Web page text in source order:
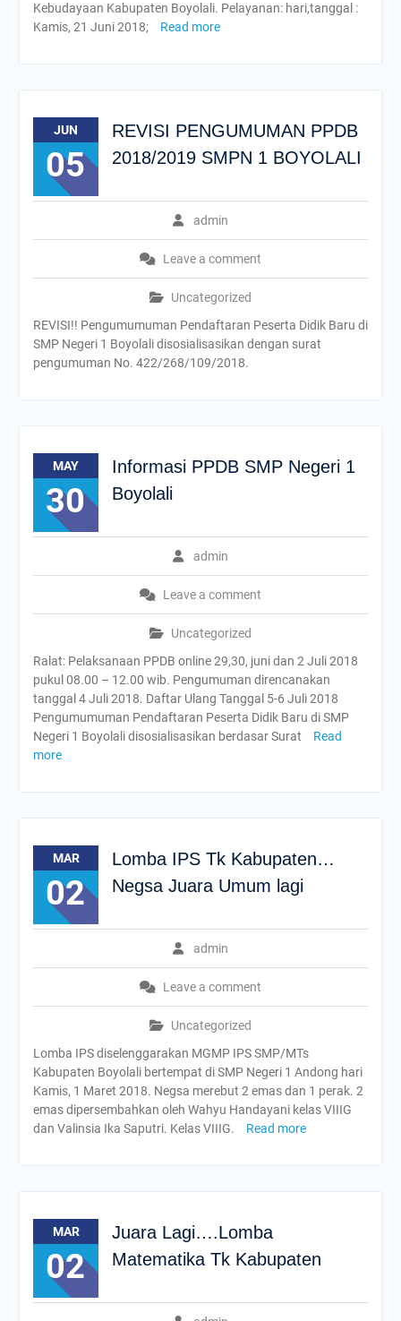
Kebudayaan Kabupaten Boyolali. Pelayanan: hari,tanggal :
Kamis, 21 Juni 2018;
Read more
JUN
05
REVISI PENGUMUMAN PPDB
2018/2019 SMPN 1 BOYOLALI
admin
Leave a comment
Uncategorized
REVISI!! Pengumumuman Pendaftaran Peserta Didik Baru di
SMP Negeri 1 Boyolali disosialisasikan dengan surat
pengumuman No. 422/268/109/2018.
MAY
30
Informasi PPDB SMP Negeri 1
Boyolali
admin
Leave a comment
Uncategorized
Ralat: Pelaksanaan PPDB online 29,30, juni dan 2 Juli 2018
pukul 08.00 – 12.00 wib. Pengumuman direncanakan
tanggal 4 Juli 2018. Daftar Ulang Tanggal 5-6 Juli 2018
Pengumumuman Pendaftaran Peserta Didik Baru di SMP
Negeri 1 Boyolali disosialisasikan berdasar Surat
Read
more
MAR
02
Lomba IPS Tk Kabupaten…
Negsa Juara Umum lagi
admin
Leave a comment
Uncategorized
Lomba IPS diselenggarakan MGMP IPS SMP/MTs
Kabupaten Boyolali bertempat di SMP Negeri 1 Andong hari
Kamis, 1 Maret 2018. Negsa merebut 2 emas dan 1 perak. 2
emas dipersembahkan oleh Wahyu Handayani kelas VIIIG
dan Valinsia Ika Saputri. Kelas VIIIG.
Read more
MAR
02
Juara Lagi….Lomba
Matematika Tk Kabupaten